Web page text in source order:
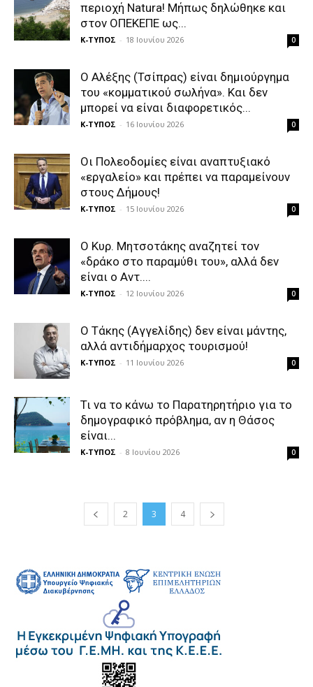
περιοχή Natura! Μήπως δηλώθηκε και
στον ΟΠΕΚΕΠΕ ως...
Κ-ΤΥΠΟΣ - 18 Ιουνίου 2026 0
Ο Αλέξης (Τσίπρας) είναι δημιούργημα
του «κομματικού σωλήνα». Και δεν
μπορεί να είναι διαφορετικός...
Κ-ΤΥΠΟΣ - 16 Ιουνίου 2026 0
Οι Πολεοδομίες είναι αναπτυξιακό
«εργαλείο» και πρέπει να παραμείνουν
στους Δήμους!
Κ-ΤΥΠΟΣ - 15 Ιουνίου 2026 0
Ο Κυρ. Μητσοτάκης αναζητεί τον
«δράκο στο παραμύθι του», αλλά δεν
είναι ο Αντ....
Κ-ΤΥΠΟΣ - 12 Ιουνίου 2026 0
Ο Τάκης (Αγγελίδης) δεν είναι μάντης,
αλλά αντιδήμαρχος τουρισμού!
Κ-ΤΥΠΟΣ - 11 Ιουνίου 2026 0
Τι να το κάνω το Παρατηρητήριο για το
δημογραφικό πρόβλημα, αν η Θάσος
είναι...
Κ-ΤΥΠΟΣ - 8 Ιουνίου 2026 0
2 3 4